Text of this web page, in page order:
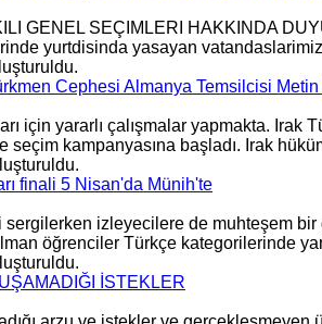
GENEL SEÇIMLERI HAKKINDA
yurtdisinda yasayan
Cephesi Almanya Temsilcisi
için yararlı çalışmalar yapmakta. Irak
kampanyasına başladı. Irak
finali 5 Nisan'da Münih'te
izleyecilere de muhteşem
öğrenciler Türkçe kategorilerinde
İSTEKLER